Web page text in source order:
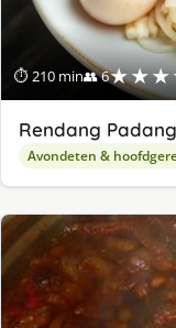
⏱ 210 min👥 6
Rendang Padang
Avondeten &